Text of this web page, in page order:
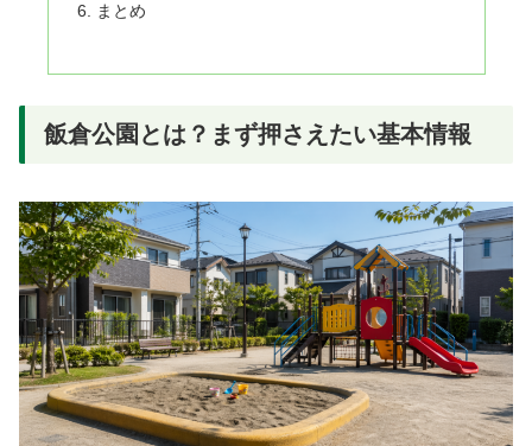
まとめ
飯倉公園とは？まず押さえたい基本情報